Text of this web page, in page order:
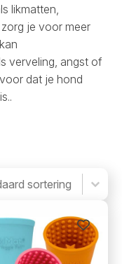
likmatten,
je voor meer
verveling, angst of
dat je hond
Order
Order